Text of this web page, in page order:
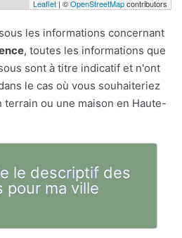
Leaflet | ©OpenStreetMapcontributors
les informations concernant
, toutes les informations que
sont à titre indicatif et n'ont
le cas où vous souhaiteriez
ou une maison en Haute-
le descriptif des
pour ma ville